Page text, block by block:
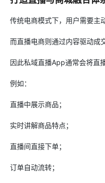
传统电商模式下，用户需要主
而直播电商则通过内容驱动成交
因此私域直播App通常会将直
例如：
直播中展示商品；
实时讲解商品特点；
直播间直接下单；
订单自动流转；